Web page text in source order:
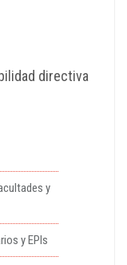
directiva
y
y EPIs